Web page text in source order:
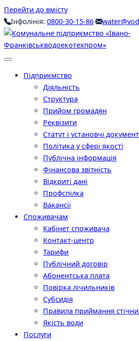
Перейти до вмісту
Інфолінія: 0800-30-15-86
Підприємство
Діяльність
Структура
Прийом громадян
Реквізити
Статут і установчі
Політика у сфері якості
Публічна інформація
Фінансова звітність
Відкриті дані
Профспілка
Вакансії
Споживачам
Кабінет споживача
Контакт-центр
Тарифи
Публічний договір
Абонентська плата
Повірка лічильників
Субсидія
Правила приймання
Якість води
Послуги